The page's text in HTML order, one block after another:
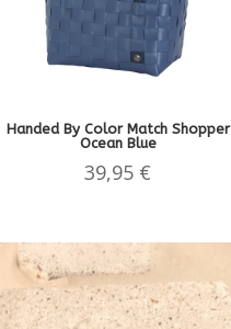
Handed By Color Match Shopper
Ocean Blue
39,95 €